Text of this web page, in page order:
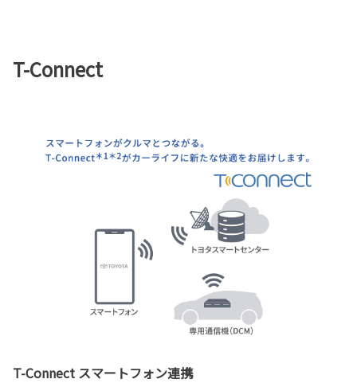
T-Connect
T-Connect スマートフォン連携